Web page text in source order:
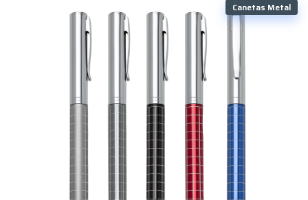
Canetas Metal